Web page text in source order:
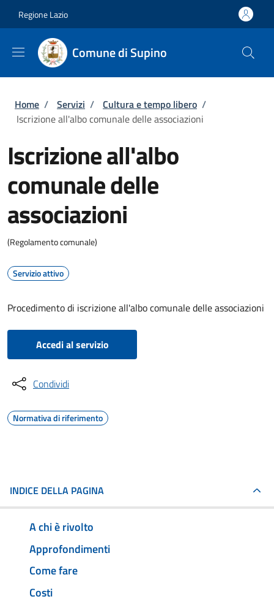
Regione Lazio
Comune di Supino
Briciole di pane
Home / Servizi / Cultura e tempo libero /
Iscrizione all'albo comunale delle associazioni
Iscrizione all'albo
comunale delle
associazioni
(Regolamento comunale)
Servizio attivo
Procedimento di iscrizione all'albo comunale delle associazioni
Accedi al servizio
Condividi
Normativa di riferimento
INDICE DELLA PAGINA
A chi è rivolto
Approfondimenti
Come fare
Costi